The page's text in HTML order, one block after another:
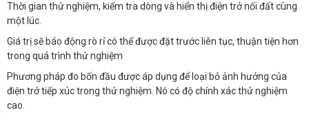
Thời gian thử nghiệm, kiểm tra dòng và hiển thị điện trở nối đất cùng
một lúc.
Giá trị sẽ báo động rò rỉ có thể được đặt trước liên tục, thuận tiện hơn
trong quá trình thử nghiệm
Phương pháp đo bốn đầu được áp dụng để loại bỏ ảnh hưởng của
điện trở tiếp xúc trong thử nghiệm. Nó có độ chính xác thử nghiệm
cao.